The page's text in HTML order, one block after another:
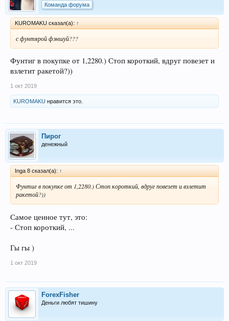
Команда форума
KUROMAKU сказал(а): ↑
с фунтярой фэншуй???
Фунтиг в покупке от 1,2280.) Стоп короткий, вдруг повезет и
взлетит ракетой?))
1 окт 2019
KUROMAKU нравится это.
Пирог
денежный
Inga 8 сказал(а): ↑
Фунтиг в покупке от 1,2280.) Стоп короткий, вдруг повезет и взлетит
ракетой?))
Самое ценное тут, это:
- Стоп короткий, ...
Гы гы )
1 окт 2019
ForexFisher
Деньги любят тишину